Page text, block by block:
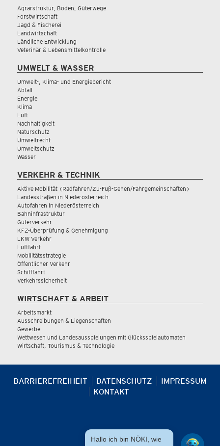
Agrarstruktur, Boden, Güterwege
Forstwirtschaft
Jagd & Fischerei
Landwirtschaft
Ländliche Entwicklung
Veterinär & Lebensmittelkontrolle
UMWELT & WASSER
Umwelt-, Klima- und Energiebericht
Abfall
Energie
Klima
Luft
Nachhaltigkeit
Naturschutz
Umweltrecht
Umweltschutz
Wasser
VERKEHR & TECHNIK
Aktive Mobilität (Radfahren/Zu-Fuß-Gehen/Fahrgemeinschaften)
Landesstraßen in Niederösterreich
Autofahren in Niederösterreich
Bahninfrastruktur
Güterverkehr
KFZ-Überprüfung & Genehmigung
LKW Verkehr
Luftfahrt
Mobilitätsstrategie
Öffentlicher Verkehr
Schifffahrt
Verkehrssicherheit
WIRTSCHAFT & ARBEIT
Arbeitsmarkt
Ausschreibungen & Liegenschaften
Gewerbe
Wettwesen und Landesausspielungen mit Glücksspielautomaten
Wirtschaft, Tourismus & Technologie
BARRIEREFREIHEIT DATENSCHUTZ
IMPRESSUM
KONTAKT
Hallo ich bin NÖKI, wie